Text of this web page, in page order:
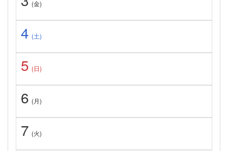
(金)
4 (土)
5 (日)
6 (月)
7 (火)